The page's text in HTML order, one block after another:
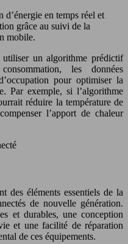
en temps réel et
grâce au suivi de la
mobile.
un algorithme prédictif
les données
pour optimiser la
Par exemple, si l’algorithme
réduire la température de
l’apport de chaleur
des éléments essentiels de la
de nouvelle génération.
et durables, une conception
et une facilité de réparation
de ces équipements.